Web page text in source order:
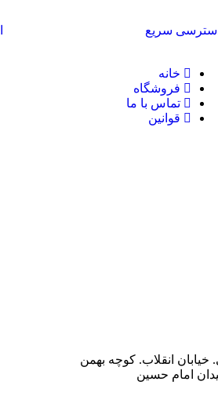
سریع
خانه
فروشگاه
تماس با ما
قوانین
انقلاب. کوچه بهمن
امام حسین